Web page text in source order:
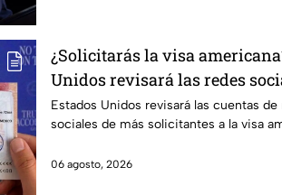
¿Solicitarás la visa
Unidos revisará las redes
estos solicitantes
Estados Unidos revisará las cuentas de
sociales de más solicitantes a la visa
06 agosto, 2026